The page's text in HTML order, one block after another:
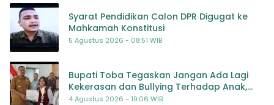
Syarat Pendidikan Calon DPR Digugat ke
Mahkamah Konstitusi
5 Agustus 2026 - 08:51 WIB
Bupati Toba Tegaskan Jangan Ada Lagi
Kekerasan dan Bullying Terhadap Anak,
Dorong Kolaborasi Seluruh Pihak
4 Agustus 2026 - 19:06 WIB